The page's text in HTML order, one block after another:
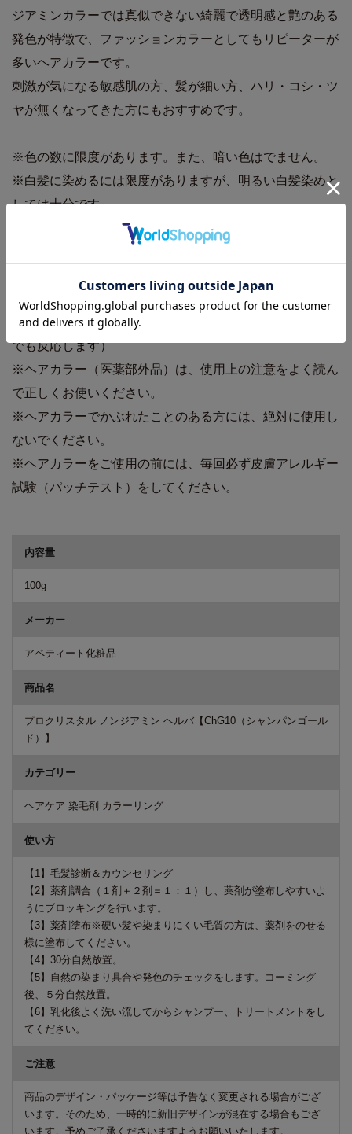
ジアミンカラーでは真似できない綺麗で透明感と艶のある
発色が特徴で、ファッションカラーとしてもリピーターが
多いヘアカラーです。
刺激が気になる敏感肌の方、髪が細い方、ハリ・コシ・ツ
ヤが無くなってきた方にもおすすめです。
※色の数に限度があります。また、暗い色はでません。
※白髪に染めるには限度がありますが、明るい白髪染めと
しては十分です。
※重ね塗りをしても暗くなりません。むしろオシャレ染め
い。カップ、ハケ、手袋にジアミンが残っているとジアミ
ンでのトラブルをゼロにはできません。（ジアミンは少量
でも反応します）
※ヘアカラー（医薬部外品）は、使用上の注意をよく読ん
で正しくお使いください。
※ヘアカラーでかぶれたことのある方には、絶対に使用し
ないでください。
※ヘアカラーをご使用の前には、毎回必ず皮膚アレルギー
試験（パッチテスト）をしてください。
内容量
100g
メーカー
アペティート化粧品
商品名
プロクリスタル ノンジアミン ヘルバ【ChG10（シャンパンゴール
ド）】
カテゴリー
ヘアケア 染毛剤 カラーリング
使い方
【1】毛髪診断＆カウンセリング
【2】薬剤調合（１剤＋２剤＝１：１）し、薬剤が塗布しやすいよ
うにブロッキングを行います。
【3】薬剤塗布※硬い髪や染まりにくい毛質の方は、薬剤をのせる
様に塗布してください。
【4】30分自然放置。
【5】自然の染まり具合や発色のチェックをします。コーミング
後、５分自然放置。
【6】乳化後よく洗い流してからシャンプー、トリートメントをし
てください。
ご注意
商品のデザイン・パッケージ等は予告なく変更される場合がござ
います。そのため、一時的に新旧デザインが混在する場合もござ
います。予めご了承くださいますようお願いいたします。